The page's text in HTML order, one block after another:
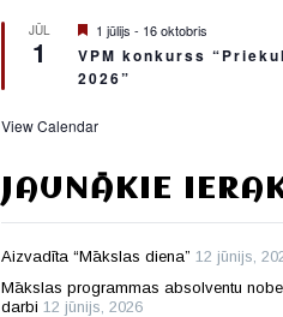
JŪL
1
Featured
1 jūlijs - 16 oktobris
VPM konkurss
2026”
View Calendar
JAUNĀKIE
Aizvadīta “Mākslas diena” 12 jūnijs,
Mākslas programmas absolventu
darbi 12 jūnijs, 2026